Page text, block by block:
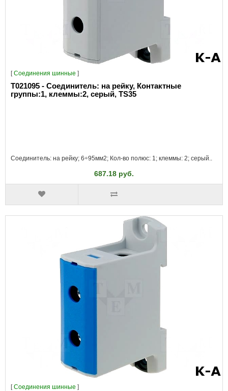
[Соединения шинные ]
T021095 - Соединитель: на рейку, Контактные
группы:1, клеммы:2, серый, TS35
Соединитель: на рейку; 6÷95мм2; Кол-во полюс: 1; клеммы: 2; серый..
687.18 руб.
[Соединения шинные ]